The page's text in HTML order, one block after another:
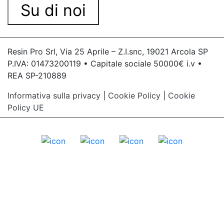
Su di noi
Resin Pro Srl, Via 25 Aprile – Z.I.snc, 19021 Arcola SP
P.IVA: 01473200119 • Capitale sociale 50000€ i.v •
REA SP-210889
Informativa sulla privacy
Cookie Policy
Cookie
Policy UE